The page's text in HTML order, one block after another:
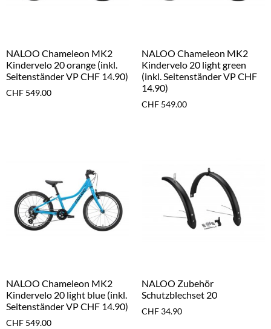
NALOO Chameleon MK2
Kindervelo 20 orange (inkl.
Seitenständer VP CHF 14.90)
CHF 549.00
NALOO Chameleon MK2
Kindervelo 20 light green
(inkl. Seitenständer VP CHF
14.90)
CHF 549.00
NALOO Chameleon MK2
Kindervelo 20 light blue (inkl.
Seitenständer VP CHF 14.90)
CHF 549.00
NALOO Zubehör
Schutzblechset 20
CHF 34.90